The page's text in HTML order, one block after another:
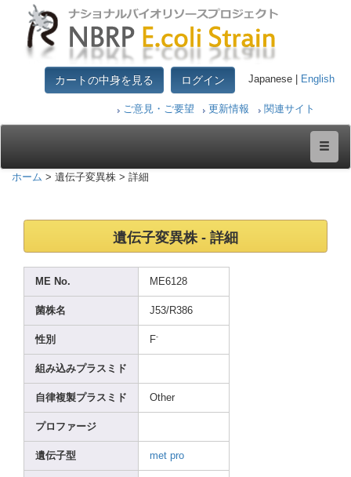
カートの中身を見る ログイン Japanese | English
ご意見・ご要望 更新情報 関連サイト
ホーム > 遺伝子変異株 > 詳細
遺伝子変異株 - 詳細
ME No. ME6128
菌株名 J53/R386
性別 F-
組み込みプラスミド
自律複製プラスミド Other
プロファージ
遺伝子型 met pro